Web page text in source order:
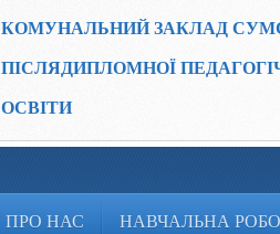
КОМУНАЛЬНИЙ ЗАКЛАД
ПІСЛЯДИПЛОМНОЇ
ОСВІТИ
ПРО НАС НАВЧАЛЬНА